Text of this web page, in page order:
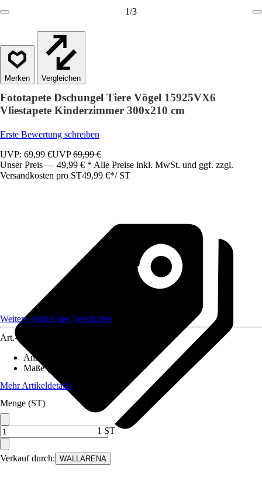
1/3
Vergleichen
Fototapete Dschungel Tiere Vögel 15925VX6
Vliestapete Kinderzimmer 300x210 cm
Erste Bewertung schreiben
UVP: 69,99 €UVP69,99 €
Unser Preis — 49,99 € * Alle Preise inkl. MwSt. und ggf. zzgl.
Versandkosten pro ST49,99 €*/ ST
Verkauf durch: WALLARENA
Weitere Artikel des Verkäufers
Art.-Nr.
Anzahl der Teile
Maße (BxH)
Mehr Artikeldetails
Menge (ST)
1 ST